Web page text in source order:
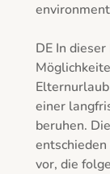
DE In
einer
beruhen.
vor, die